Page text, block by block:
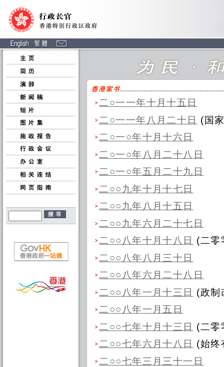
二○一一年十月十五日
二○一一年八月二十日 (国
二○一○年十月十六日
二○一○年八月二十八日
二○一○年五月二十九日
二○○九年十月十七日
二○○九年八月十五日
二○○九年六月二十七日
二○○八年十月十八日
(二零
二○○八年八月三十日
二○○八年六月二十八日
二○○八年一月十三日 (政制
二○○八年一月五日
二○○七年十月十三日 (二零
二○○七年六月十八日
(始终
二○○七年三月三十一日